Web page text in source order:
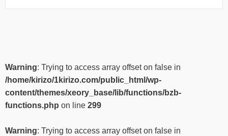
Warning: Trying to access array offset on false in
/home/kirizo/1kirizo.com/public_html/wp-
content/themes/xeory_base/lib/functions/bzb-
functions.php on line 299
Warning: Trying to access array offset on false in